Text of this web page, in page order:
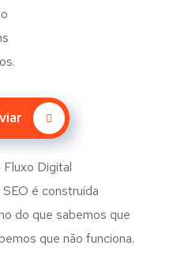
é construída
do que sabemos que
que não funciona.